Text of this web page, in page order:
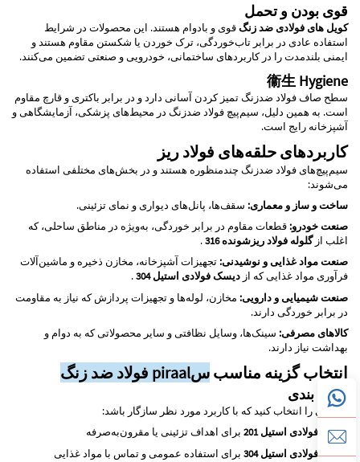
قوی بودن و تحمل
کویل های فولادی ضد زنگقوی و بادوام هستند. این محصولات در شرایط
استفاده عادی در برابر تاب‌خوردگی، ترک خوردن یا شکستن مقاوم هستند و
ایمنی بلندمدت را در کاربردهای ساختمانی، خودرویی و صنعتی تضمین می‌کنند.
衞生 Hygiene
سطح صاف فولاد ضدزنگ تمیز کردن آسانی دارد و در برابر باکتری و قارچ مقاوم
است. به همین دلیل، سیم‌پیچ فولاد ضدزنگ در محیط‌های پزشکی، آزمایشگاهی و
آشپزخانه رایج است.
کاربردهای حلقه‌های فولاد ریز
سیم‌پیچ‌های فولاد ضدزنگ چندمنظوره هستند و در بخش‌های مختلفی استفاده
می‌شوند:
ساخت و ساز و معماری: سقف‌ها، پانل‌های دیواری و نمای تزئینی.
صنعت خودرو:قطعات مقاوم در برابر خوردگی، به‌ویژه در مناطق ساحلی، که
اغلب ازگلوله فولاد ریزشونده 316
.
صنعت مواد غذایی و نوشیدنی:تجهیزات آشپزخانه، مخازن ذخیره و ماشین‌آلات
فرآوری مواد غذایی که از دیسک فولادی استیل 304
.
صنعت شیمیایی و دارویی: مخازن، لوله‌ها و تجهیزات پردازش که نیاز به مقاومت
در برابر خوردگی دارند.
کالاهای مصرفی: سینک‌ها، وسایل نظافتی و سایر محصولاتی که به دوام و
بهداشت نیاز دارند.
انتخاب گزینه مناسب سpiraal فولاد ضد زنگ
دسته بندی
درجه‌ای را انتخاب کنید که با کاربرد مورد نظر سازگار باشد:
دیسک فولادی استیل 201
برای اهداف تزئینی یا مقرون‌به‌صرفه
دیسک فولادی استیل 304
برای استفاده عمومی و تماس با مواد غذایی